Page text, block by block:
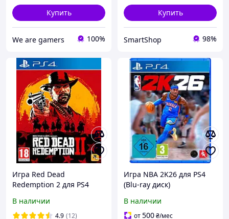
Купить
We are gamers 100%
Купить
SmartShop 98%
Игра Red Dead
Redemption 2 для PS4
ray диск)
В наличии
4.9 (12)
Игра NBA 2K26 для PS4
(Blu-ray диск)
В наличии
от500₴/мес